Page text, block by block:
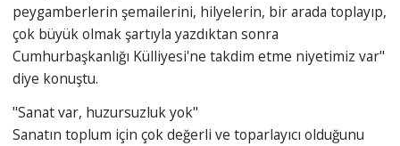
peygamberlerin şemailerini, hilyelerin, bir arada toplayıp,
çok büyük olmak şartıyla yazdıktan sonra
Cumhurbaşkanlığı Külliyesi'ne takdim etme niyetimiz var"
diye konuştu.
"Sanat var, huzursuzluk yok"
Sanatın toplum için çok değerli ve toparlayıcı olduğunu